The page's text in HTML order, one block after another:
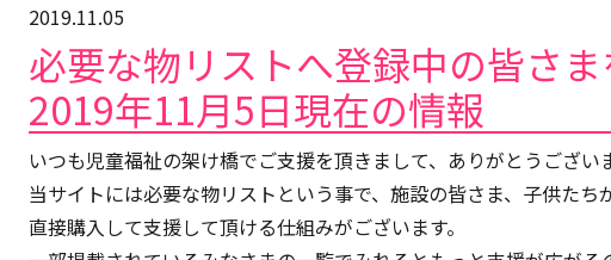
2019.11.05
必要な物リストへ登録中の皆さ
2019年11月5日現在の情報
いつも児童福祉の架け橋でご支援を頂きまして、ありがとうござい
当サイトには必要な物リストという事で、施設の皆さま、子供たち
直接購入して支援して頂ける仕組みがございます。